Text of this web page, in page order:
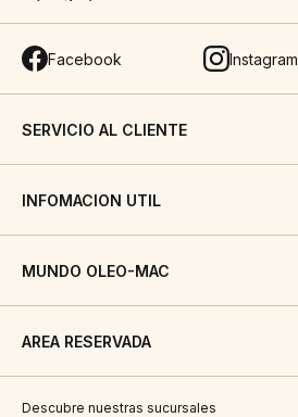
Facebook Instagram
SERVICIO AL CLIENTE
INFOMACION UTIL
MUNDO OLEO-MAC
AREA RESERVADA
Descubre nuestras sucursales